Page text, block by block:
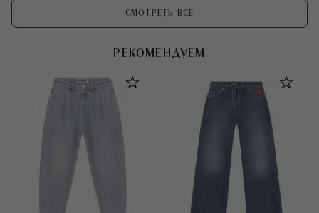
СМОТРЕТЬ ВСЕ
РЕКОМЕНДУЕМ